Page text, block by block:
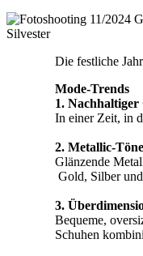
Die festliche
Mode-Trends
1.
In einer Zeit, in
2. Metallic-
Glänzende
Gold, Silber
3.
Bequeme,
Schuhen